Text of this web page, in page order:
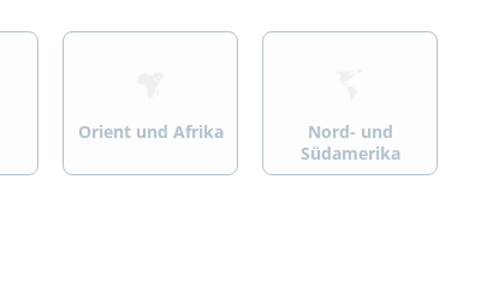
>
Orient und Afrika
>
Nord- und
Südamerika